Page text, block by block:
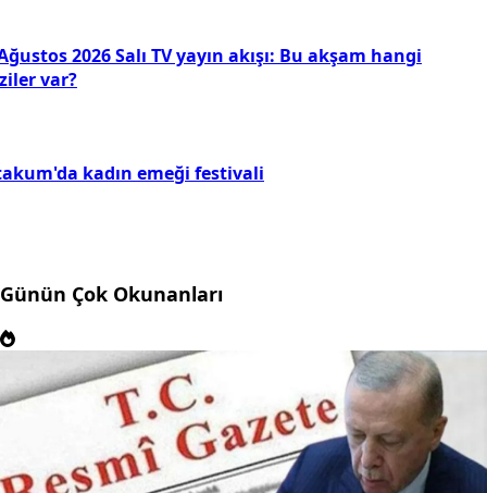
2026 Salı TV yayın akışı: Bu akşam hangi
var?
kadın emeği festivali
Günün Çok Okunanları